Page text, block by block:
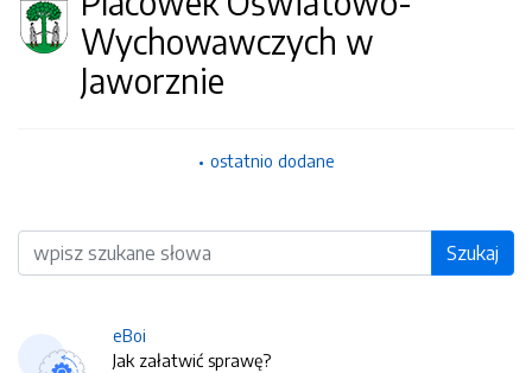
Wychowawczych w
Jaworznie
ostatnio dodane
Wyszukiwarka Szukaj
eBoi
Jak załatwić sprawę?